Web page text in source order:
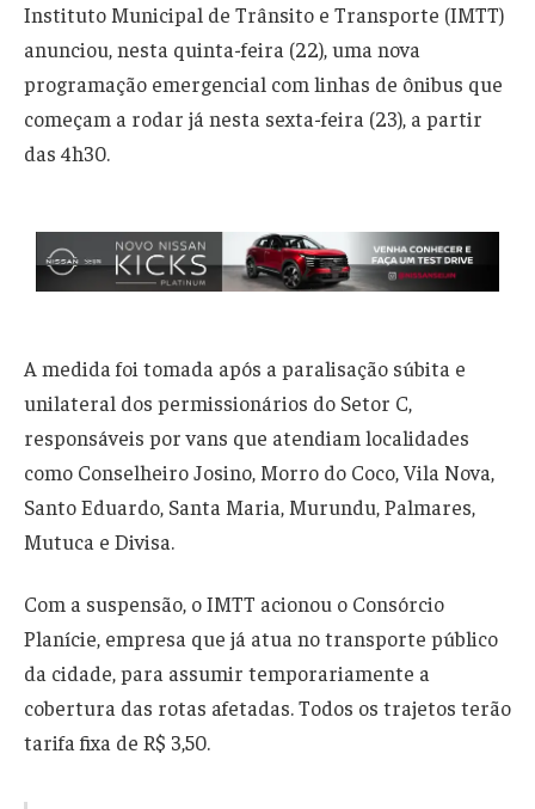
Instituto Municipal de Trânsito e Transporte (IMTT)
anunciou, nesta quinta-feira (22), uma nova
programação emergencial com linhas de ônibus que
começam a rodar já nesta sexta-feira (23), a partir
das 4h30.
A medida foi tomada após a paralisação súbita e
unilateral dos permissionários do Setor C,
responsáveis por vans que atendiam localidades
como Conselheiro Josino, Morro do Coco, Vila Nova,
Santo Eduardo, Santa Maria, Murundu, Palmares,
Mutuca e Divisa.
Com a suspensão, o IMTT acionou o Consórcio
Planície, empresa que já atua no transporte público
da cidade, para assumir temporariamente a
cobertura das rotas afetadas. Todos os trajetos terão
tarifa fixa de R$ 3,50.